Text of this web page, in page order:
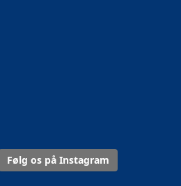
Følg os på Instagram